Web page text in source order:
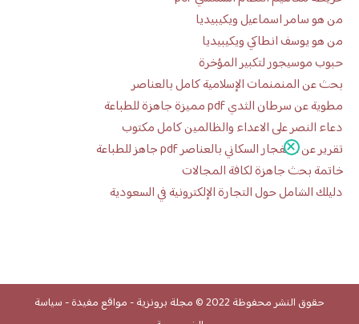
من هو سامر اسماعيل ويكيبيديا
من هو يوسف انطاكي ويكيبيديا
حبوب موسيجور لتكبير المؤخرة
بحث عن المنمنمات الإسلامية كامل بالعناصر
مطوية عن سرطان الثدي pdf مميزة جاهزة للطباعة
دعاء النصر على الاعداء والظالمين كامل مكتوب
تقرير عن الانفجار السكاني بالعناصر pdf جاهز للطباعة
خاتمة بحث جاهزة لكافة المجالات
دليلك الشامل حول التجارة الإلكترونية في السعودية
حقوق النشر محفوظة 2022 © مجلة برونزية-مواقع مفيدة-سياسة